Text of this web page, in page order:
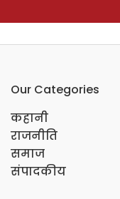
Our Categories
कहानी
राजनीति
समाज
संपादकीय